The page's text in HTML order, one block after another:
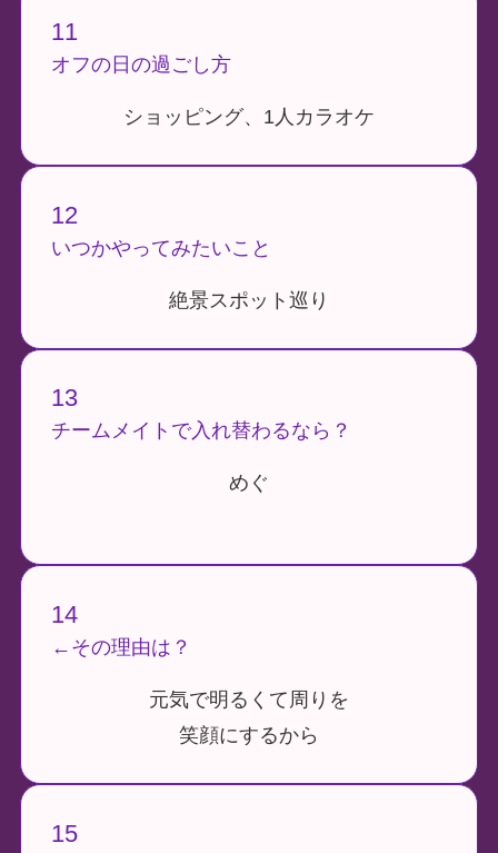
11
オフの日の過ごし方
ショッピング、1人カラオケ
12
いつかやってみたいこと
絶景スポット巡り
13
チームメイトで入れ替わるなら？
めぐ
14
←その理由は？
元気で明るくて周りを
笑顔にするから
15